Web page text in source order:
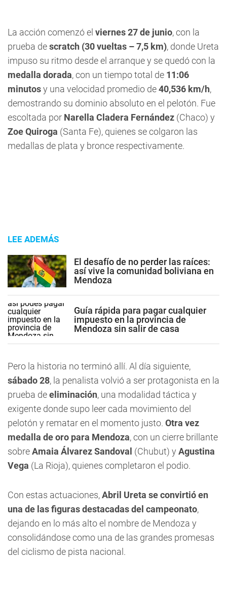
La acción comenzó el viernes 27 de junio, con la
prueba descratch (30 vueltas – 7,5 km), donde Ureta
impuso su ritmo desde el arranque y se quedó con la
medalla dorada, con un tiempo total de 11:06
minutosy una velocidad promedio de40,536 km/h,
demostrando su dominio absoluto en el pelotón. Fue
escoltada por Narella Cladera Fernández (Chaco) y
Zoe Quiroga (Santa Fe), quienes se colgaron las
medallas de plata y bronce respectivamente.
LEE ADEMÁS
El desafío de no perder las raíces:
así vive la comunidad boliviana en
Mendoza
Guía rápida para pagar cualquier
impuesto en la provincia de
Mendoza sin salir de casa
Pero la historia no terminó allí. Al día siguiente,
sábado 28, la penalista volvió a ser protagonista en la
prueba deeliminación, una modalidad táctica y
exigente donde supo leer cada movimiento del
pelotón y rematar en el momento justo. Otra vez
medalla de oro para Mendoza, con un cierre brillante
sobreAmaia Álvarez Sandoval (Chubut) y Agustina
Vega (La Rioja), quienes completaron el podio.
Con estas actuaciones,Abril Ureta se convirtió en
una de las figuras destacadas del campeonato,
dejando en lo más alto el nombre de Mendoza y
consolidándose como una de las grandes promesas
del ciclismo de pista nacional.